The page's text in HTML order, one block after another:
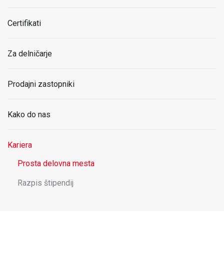
Certifikati
Za delničarje
Prodajni zastopniki
Kako do nas
Kariera
Prosta delovna mesta
Razpis štipendij